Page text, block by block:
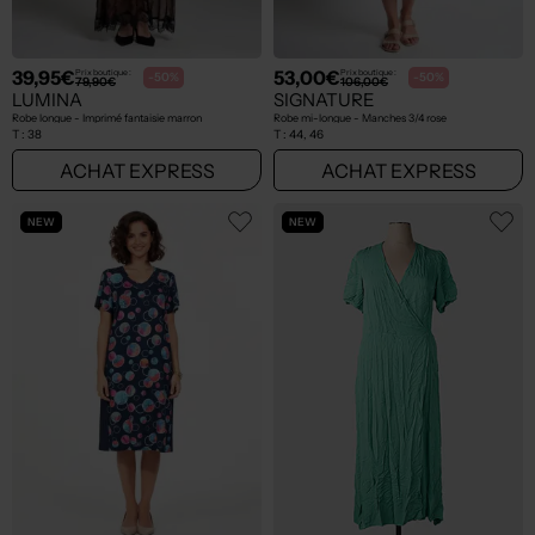
39,95€Prix boutique :
79,90€ -50%
LUMINA
Robe longue - Imprimé fantaisie marron
T : 38
ACHAT EXPRESS
53,00€Prix boutique :
106,00€ -50%
SIGNATURE
Robe mi-longue - Manches 3/4 rose
T : 44, 46
ACHAT EXPRESS
NEW NEW